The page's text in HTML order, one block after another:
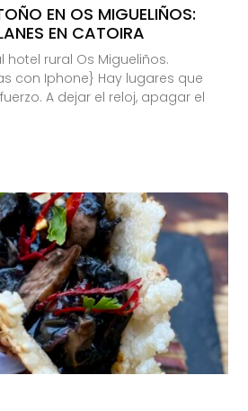
EN OS MIGUELIÑOS:
EN CATOIRA
hotel rural Os Migueliños.
con Iphone} Hay lugares que
A dejar el reloj, apagar el